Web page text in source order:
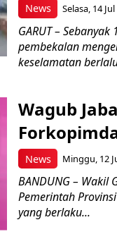
News Selasa, 14
GARUT –
pembekalan
keselamatan
News
Wagub
Minggu, 12
BANDUNG – Wakil
Pemerintah
yang berlaku...